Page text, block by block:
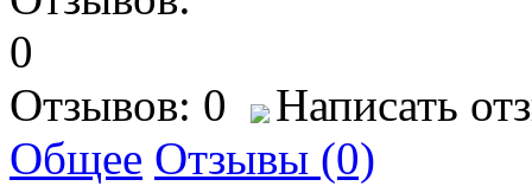
Отзывов: 0
Написать
Общее Отзывы (0)